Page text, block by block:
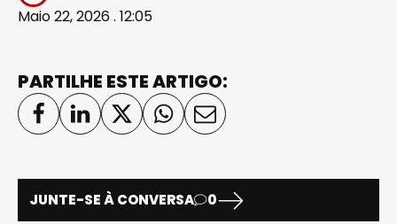
Maio 22, 2026 . 12:05
PARTILHE ESTE ARTIGO:
JUNTE-SE À CONVERSA 0